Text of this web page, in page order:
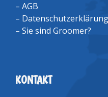
– AGB
– Datenschutzerklärung
– Sie sind Groomer?
KONTAKT